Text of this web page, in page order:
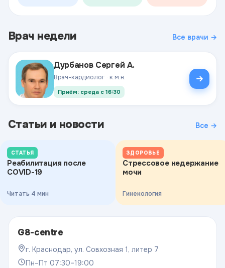
Врач недели Все врачи →
Дурбанов Сергей А.
Врач-кардиолог · к.м.н.
Приём: среда с 16:30
Статьи и новости Все →
СТАТЬЯ
Реабилитация после
COVID-19
Читать 4 мин
ЗДОРОВЬЕ
Стрессовое недержание
мочи
Гинекология
G8-centre
г. Краснодар, ул. Совхозная 1, литер 7
Пн–Пт 07:30–19:00